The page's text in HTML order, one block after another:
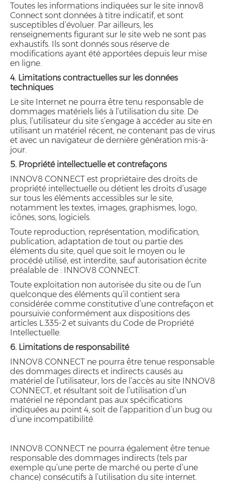
Toutes les informations indiquées sur le site innov8
Connect sont données à titre indicatif, et sont
susceptibles d’évoluer. Par ailleurs, les
renseignements figurant sur le site web ne sont pas
exhaustifs. Ils sont donnés sous réserve de
modifications ayant été apportées depuis leur mise
en ligne.
4. Limitations contractuelles sur les données
techniques
Le site Internet ne pourra être tenu responsable de
dommages matériels liés à l’utilisation du site. De
plus, l’utilisateur du site s’engage à accéder au site en
utilisant un matériel récent, ne contenant pas de virus
et avec un navigateur de dernière génération mis-à-
jour.
5. Propriété intellectuelle et contrefaçons
INNOV8 CONNECT est propriétaire des droits de
propriété intellectuelle ou détient les droits d’usage
sur tous les éléments accessibles sur le site,
notamment les textes, images, graphismes, logo,
icônes, sons, logiciels.
Toute reproduction, représentation, modification,
publication, adaptation de tout ou partie des
éléments du site, quel que soit le moyen ou le
procédé utilisé, est interdite, sauf autorisation écrite
préalable de : INNOV8 CONNECT.
Toute exploitation non autorisée du site ou de l’un
quelconque des éléments qu’il contient sera
considérée comme constitutive d’une contrefaçon et
poursuivie conformément aux dispositions des
articles L.335-2 et suivants du Code de Propriété
Intellectuelle.
6. Limitations de responsabilité
INNOV8 CONNECT ne pourra être tenue responsable
des dommages directs et indirects causés au
matériel de l’utilisateur, lors de l’accès au site INNOV8
CONNECT, et résultant soit de l’utilisation d’un
matériel ne répondant pas aux spécifications
indiquées au point 4, soit de l’apparition d’un bug ou
d’une incompatibilité.
INNOV8 CONNECT ne pourra également être tenue
responsable des dommages indirects (tels par
exemple qu’une perte de marché ou perte d’une
chance) consécutifs à l’utilisation du site internet.